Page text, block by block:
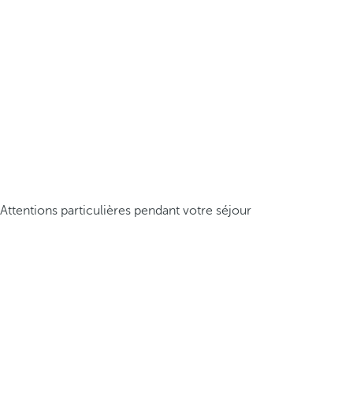
Attentions particulières pendant votre séjour